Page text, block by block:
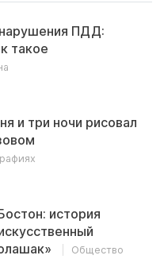
ПДД:
такое
и три ночи рисовал
история
Общество